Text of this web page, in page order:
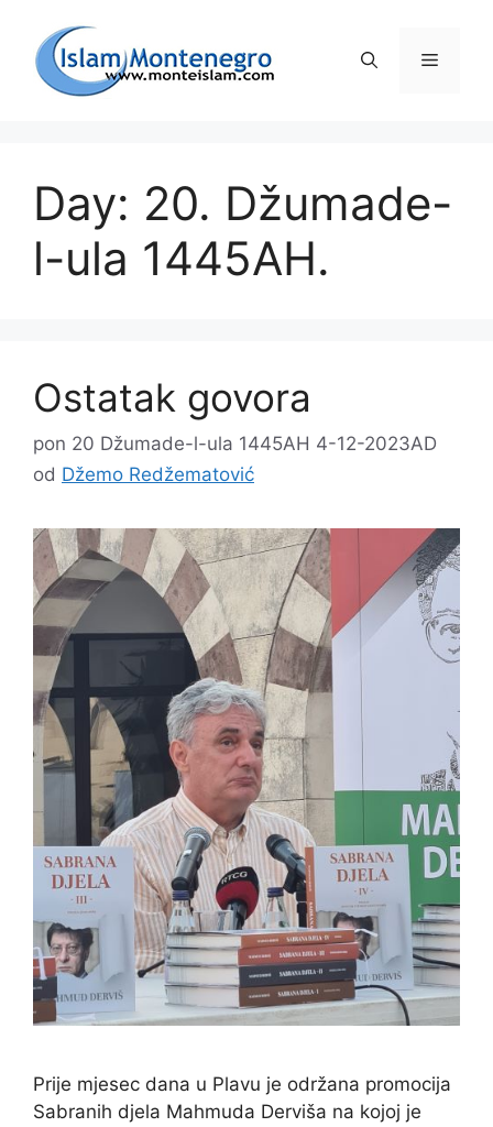
sadržaj
Day: 20. Džumade-
l-ula 1445AH.
Ostatak govora
pon 20 Džumade-l-ula 1445AH 4-12-2023AD
od Džemo Redžematović
Prije mjesec dana u Plavu je održana promocija
Sabranih djela Mahmuda Derviša na kojoj je